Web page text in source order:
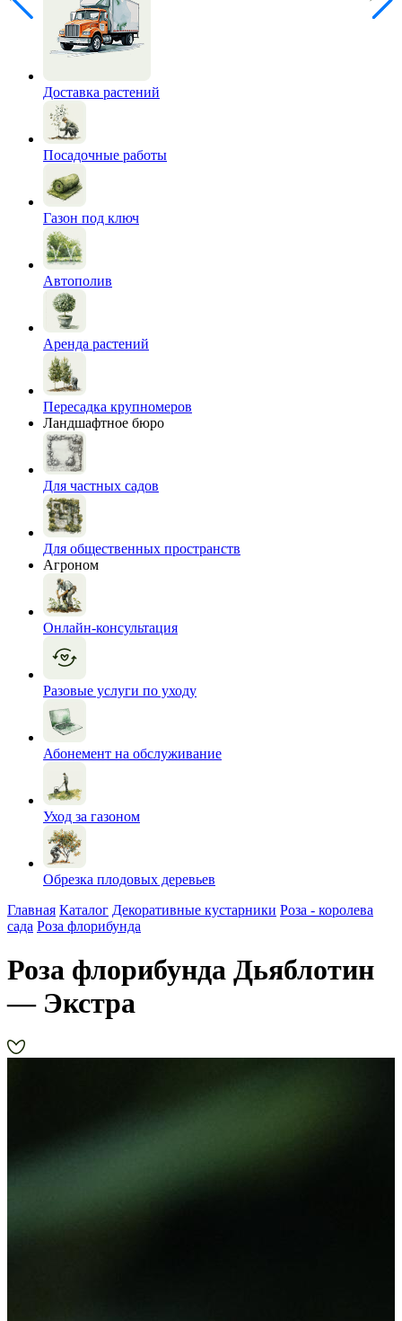
Доставка растений
Посадочные работы
Газон под ключ
Автополив
Аренда растений
Пересадка крупномеров
Ландшафтное бюро
Для частных садов
Для общественных пространств
Агроном
Онлайн-консультация
Разовые услуги по уходу
Абонемент на обслуживание
Уход за газоном
Обрезка плодовых деревьев
Главная Каталог Декоративные кустарники Роза - королева
сада Роза флорибунда
Роза флорибунда Дьяблотин
— Экстра